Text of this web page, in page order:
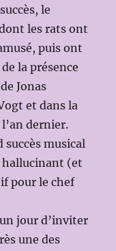
le
les rats ont
puis ont
la présence
Jonas
et dans la
dernier.
succès musical
hallucinant (et
pour le chef
jour d’inviter
une des